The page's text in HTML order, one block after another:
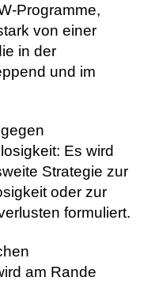
Programme,
von einer
in der
und im
Es wird
Strategie zur
oder zur
formuliert.
am Rande